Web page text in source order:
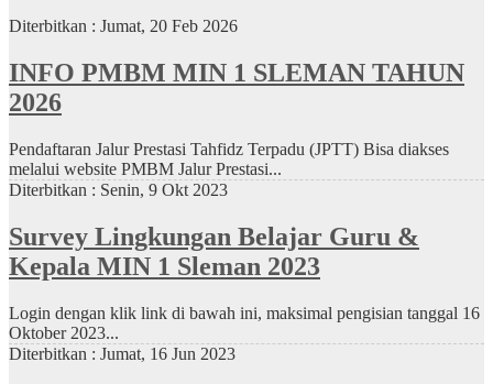
Diterbitkan : Jumat, 20 Feb 2026
INFO PMBM MIN 1 SLEMAN TAHUN
2026
Pendaftaran Jalur Prestasi Tahfidz Terpadu (JPTT) Bisa diakses
melalui website PMBM Jalur Prestasi...
Diterbitkan : Senin, 9 Okt 2023
Survey Lingkungan Belajar Guru &
Kepala MIN 1 Sleman 2023
Login dengan klik link di bawah ini, maksimal pengisian tanggal 16
Oktober 2023...
Diterbitkan : Jumat, 16 Jun 2023